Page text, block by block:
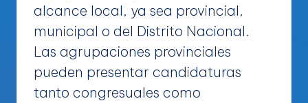
alcance local, ya sea provincial,
municipal o del Distrito Nacional.
Las agrupaciones provinciales
pueden presentar candidaturas
tanto congresuales como